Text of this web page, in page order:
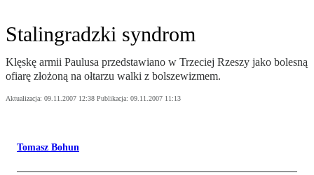
Stalingradzki syndrom
Klęskę armii Paulusa przedstawiano w Trzeciej Rzeszy jako bolesną
ofiarę złożoną na ołtarzu walki z bolszewizmem.
Aktualizacja: 09.11.2007 12:38 Publikacja: 09.11.2007 11:13
Tomasz Bohun